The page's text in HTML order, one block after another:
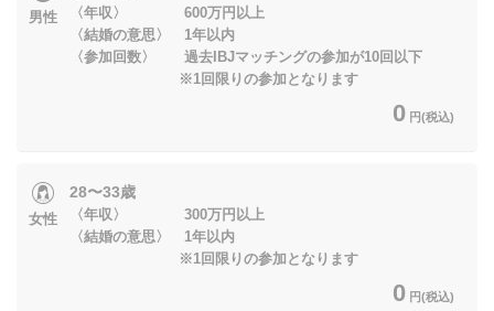
男性
〈年収〉 600万円以上
〈結婚の意思〉 1年以内
〈参加回数〉 過去IBJマッチングの参加が10回以下
※1回限りの参加となります
0 円(税込)
女性
28〜33歳
〈年収〉 300万円以上
〈結婚の意思〉 1年以内
※1回限りの参加となります
0 円(税込)